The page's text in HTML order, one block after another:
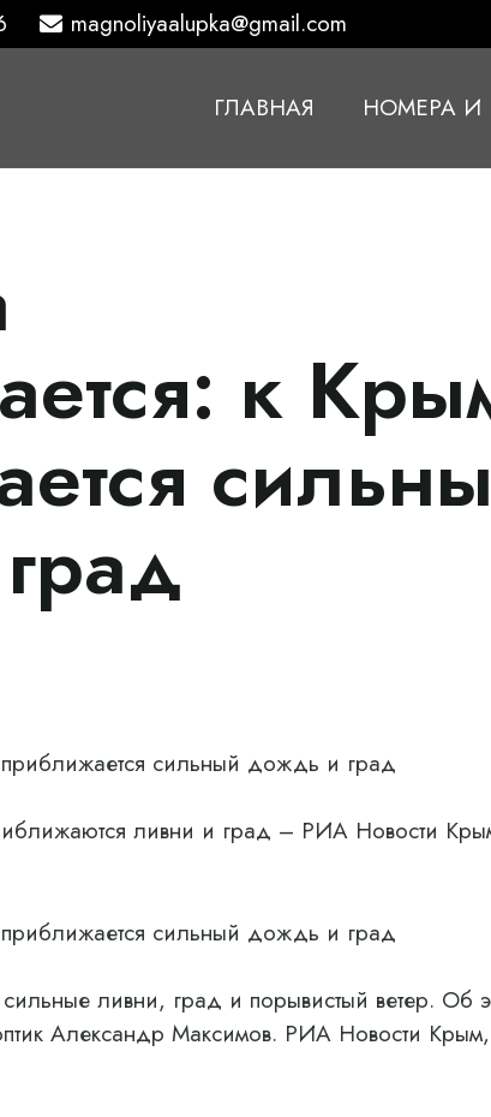
magnoliyaalupka@gmail.com
ГЛАВНАЯ НОМЕРА И
к
сильный дождь и град
ливни и град – РИА Новости
сильный дождь и град
ливни, град и порывистый ветер. Об
Александр Максимов. РИА Новости Крым,